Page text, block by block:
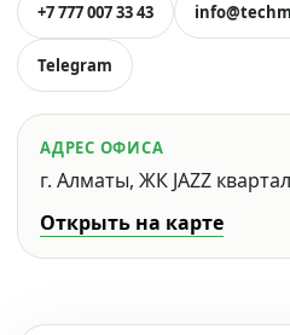
+7 777 007 33 43
Telegram
АДРЕС ОФИСА
г. Алматы, ЖК JAZZ
Открыть на карте